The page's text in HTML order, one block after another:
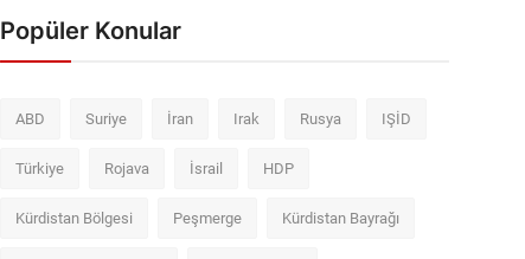
Popüler Konular
ABD Suriye İran Irak Rusya IŞİD
Türkiye Rojava İsrail HDP
Kürdistan Bölgesi Peşmerge Kürdistan Bayrağı